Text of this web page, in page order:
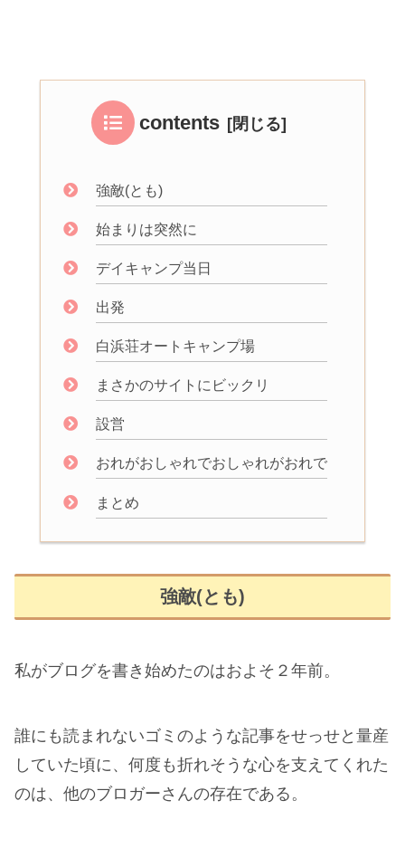
contents
強敵(とも)
始まりは突然に
デイキャンプ当日
出発
白浜荘オートキャンプ場
まさかのサイトにビックリ
設営
おれがおしゃれでおしゃれがおれで
まとめ
強敵(とも)
私がブログを書き始めたのはおよそ２年前。
誰にも読まれないゴミのような記事をせっせと量産
していた頃に、何度も折れそうな心を支えてくれた
のは、他のブロガーさんの存在である。